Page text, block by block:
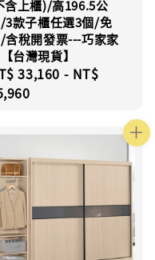
含上櫃)/高196.5公
3款子櫃任選3個/免
含稅開發票---巧家家
台灣現貨】
33,160 - NT$